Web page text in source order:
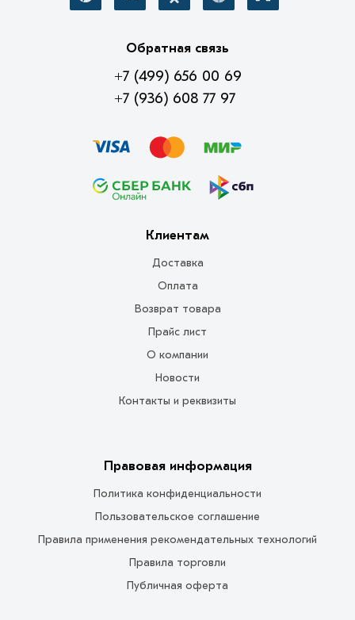
Обратная связь
+7 (499) 656 00 69
+7 (936) 608 77 97
Клиентам
Доставка
Оплата
Возврат товара
Прайс лист
О компании
Новости
Контакты и реквизиты
Правовая информация
Политика конфиденциальности
Пользовательское соглашение
Правила применения рекомендательных технологий
Правила торговли
Публичная оферта